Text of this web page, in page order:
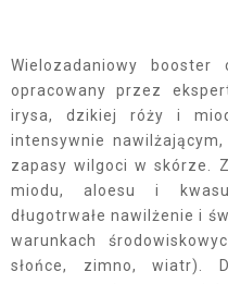
Wielozadaniowy booster
opracowany przez
irysa, dzikiej róży i
intensywnie
zapasy wilgoci w skórze.
miodu, aloesu i kwasu
długotrwałe nawilżenie i
warunkach
słońce, zimno, wiatr).